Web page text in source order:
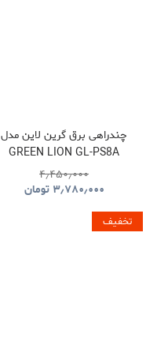
چندراهی برق گرین لاین مدل
GREEN LION GL-PS8A
GNPS7UPDUKBK
۴٫۴۵۰٫۰۰۰
۳٫۷۸۰٫۰۰۰ تومان
تخفیف